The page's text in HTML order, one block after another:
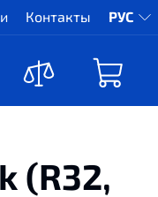
Контакты РУС
(R32,